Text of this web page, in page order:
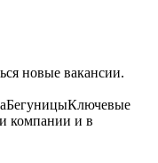
новые вакансии.
БегуницыКлючевые
компании и в